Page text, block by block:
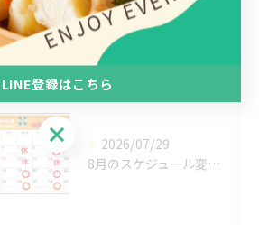
2026/07/31
本日は店休日です
2026/07/29
8月のスケジュール変更分
LINE登録はこちら
LINE登録はこちら